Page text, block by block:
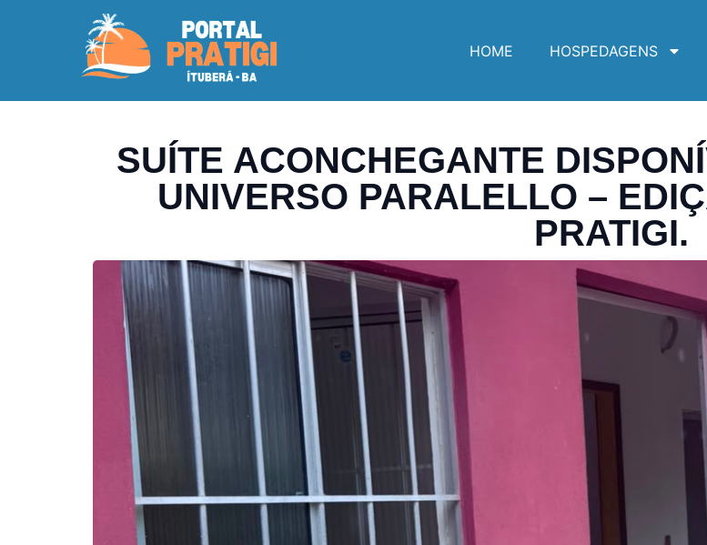
HOME HOSPEDAGENS
SUÍTE ACONCHEGANTE
UNIVERSO PARALELLO –
PRATIGI.